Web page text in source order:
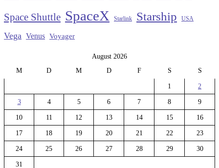
Space Shuttle SpaceX Starlink Starship USA
Vega Venus Voyager
August 2026
M
D M D F S S
1 2
3 4 5 6 7 8 9
10 11 12 13 14 15 16
17 18 19 20 21 22 23
24 25 26 27 28 29 30
31